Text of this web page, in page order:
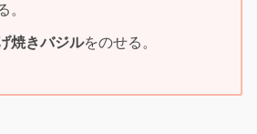
。
焼きバジルをのせる。